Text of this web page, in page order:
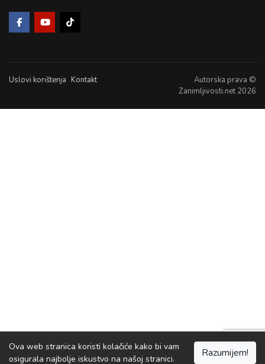
Uslovi korištenja Kontakt
Autorska prava ©
Zanimljivosti.net 2026
Ova web stranica koristi kolačiće kako bi vam
osigurala najbolje iskustvo na našoj stranici.
Razumijem!